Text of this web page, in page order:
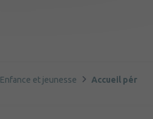
Enfance et jeunesse
Accueil pér